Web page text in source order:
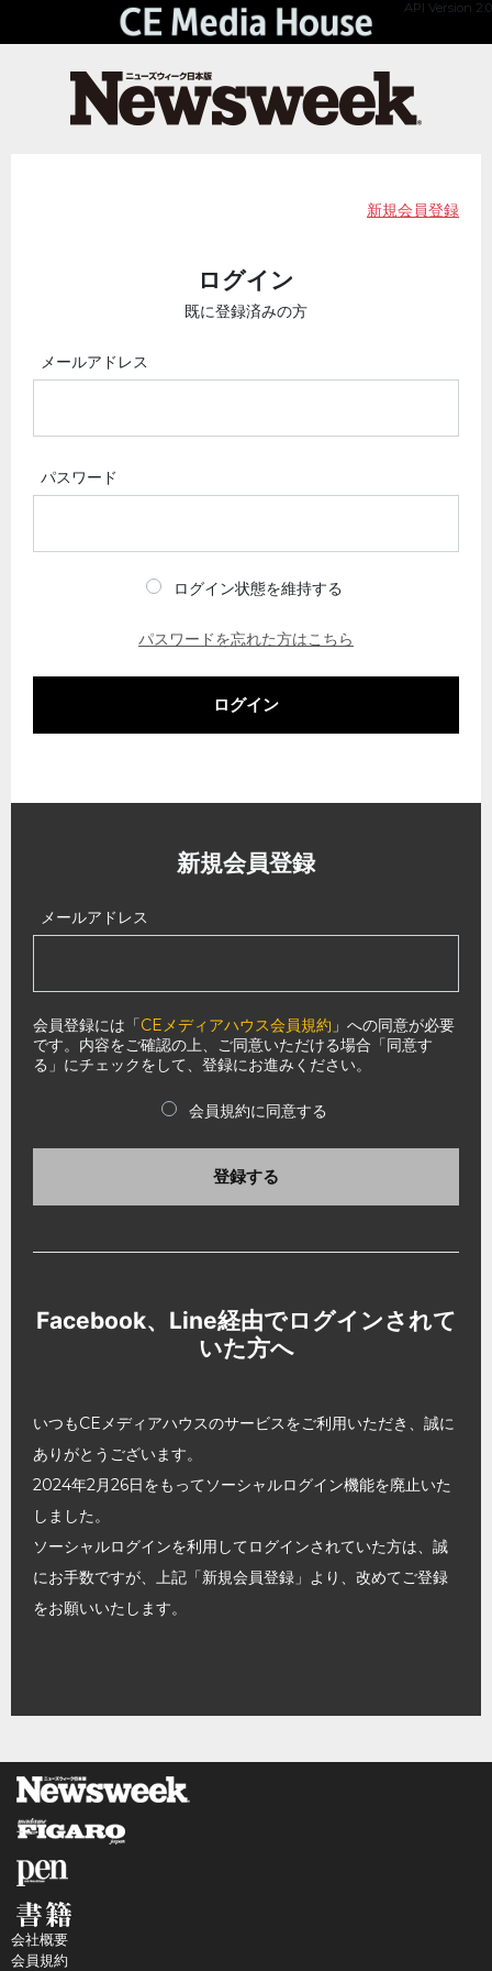
API Version 2.0
新規会員登録
ログイン
既に登録済みの方
メールアドレス
パスワード
ログイン状態を維持する
パスワードを忘れた方はこちら
ログイン
新規会員登録
メールアドレス
会員登録には「CEメディアハウス会員規約 」への同意が必要
です。内容をご確認の上、ご同意いただける場合「同意す
る」にチェックをして、登録にお進みください。
会員規約に同意する
登録する
Facebook、Line経由でログインされて
いた方へ
いつもCEメディアハウスのサービスをご利用いただき、誠に
ありがとうございます。
2024年2月26日をもってソーシャルログイン機能を廃止いた
しました。
ソーシャルログインを利用してログインされていた方は、誠
にお手数ですが、上記「新規会員登録」より、改めてご登録
をお願いいたします。
会社概要
会員規約